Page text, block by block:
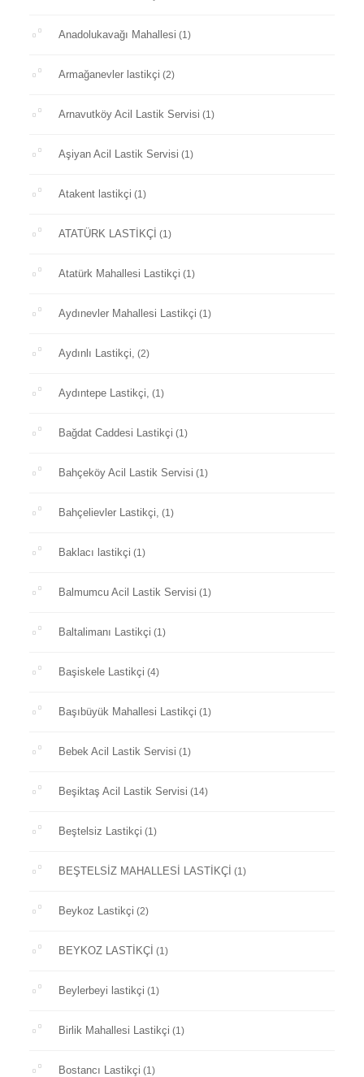
Anadolukavağı Mahallesi (1)
Armağanevler lastikçi (2)
Arnavutköy Acil Lastik Servisi (1)
Aşiyan Acil Lastik Servisi (1)
Atakent lastikçi (1)
ATATÜRK LASTİKÇİ (1)
Atatürk Mahallesi Lastikçi (1)
Aydınevler Mahallesi Lastikçi (1)
Aydınlı Lastikçi, (2)
Aydıntepe Lastikçi, (1)
Bağdat Caddesi Lastikçi (1)
Bahçeköy Acil Lastik Servisi (1)
Bahçelievler Lastikçi, (1)
Baklacı lastikçi (1)
Balmumcu Acil Lastik Servisi (1)
Baltalimanı Lastikçi (1)
Başiskele Lastikçi (4)
Başıbüyük Mahallesi Lastikçi (1)
Bebek Acil Lastik Servisi (1)
Beşiktaş Acil Lastik Servisi (14)
Beştelsiz Lastikçi (1)
BEŞTELSİZ MAHALLESİ LASTİKÇİ (1)
Beykoz Lastikçi (2)
BEYKOZ LASTİKÇİ (1)
Beylerbeyi lastikçi (1)
Birlik Mahallesi Lastikçi (1)
Bostancı Lastikçi (1)